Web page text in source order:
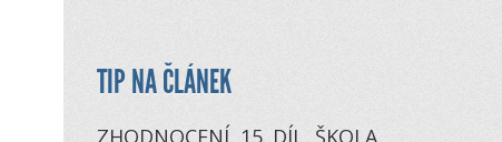
TIP NA ČLÁNEK
ZHODNOCENÍ, 15. DÍL, ŠKOLA